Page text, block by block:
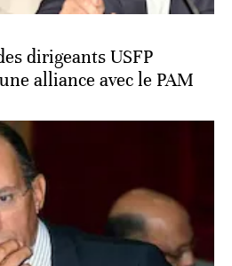
dirigeants USFP
alliance avec le PAM